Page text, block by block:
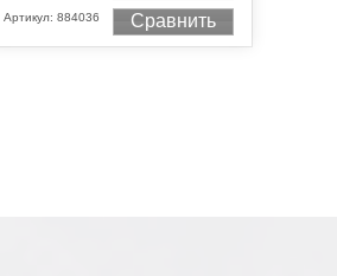
Артикул: 884036 Сравнить